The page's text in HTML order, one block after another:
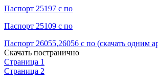
Паспорт 25197 с по
Паспорт 25109 с по
Паспорт 26055,26056 с по (скачать одним
Скачать постранично
Страница 1
Страница 2